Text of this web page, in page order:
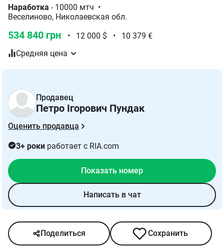
Наработка - 10000 мтч •
Веселиново, Николаевская обл.
534 840 грн • 12 000 $ •
10 379 €
Средняя цена
Продавец
Петро Ігорович Пундак
Оценить продавца
3+ роки работает с RIA.com
Показать номер
Написать в чат
Поделиться Сохранить